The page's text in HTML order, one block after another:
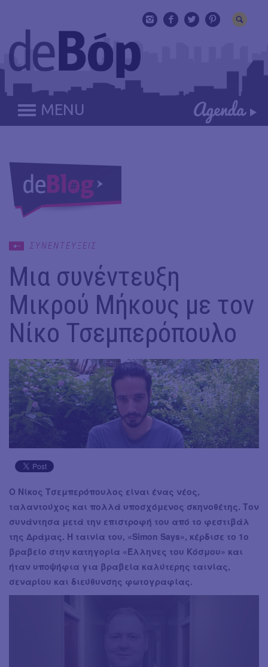
MENU
ΣΥΝΕΝΤΕΥΞΕΙΣ
Μια συνέντευξη
Μικρού Μήκους με τον
Νίκο Τσεμπερόπουλο
Ο Νίκος Τσεμπερόπουλος είναι ένας νέος,
ταλαντούχος και πολλά υποσχόμενος σκηνοθέτης. Τον
συνάντησα μετά την επιστροφή του από το φεστιβάλ
της Δράμας. Η ταινία του, «Simon Says», κέρδισε το 1ο
βραβείο στην κατηγορία «Έλληνες του Κόσμου» και
ήταν υποψήφια για βραβεία καλύτερης ταινίας,
σεναρίου και διεύθυνσης φωτογραφίας.